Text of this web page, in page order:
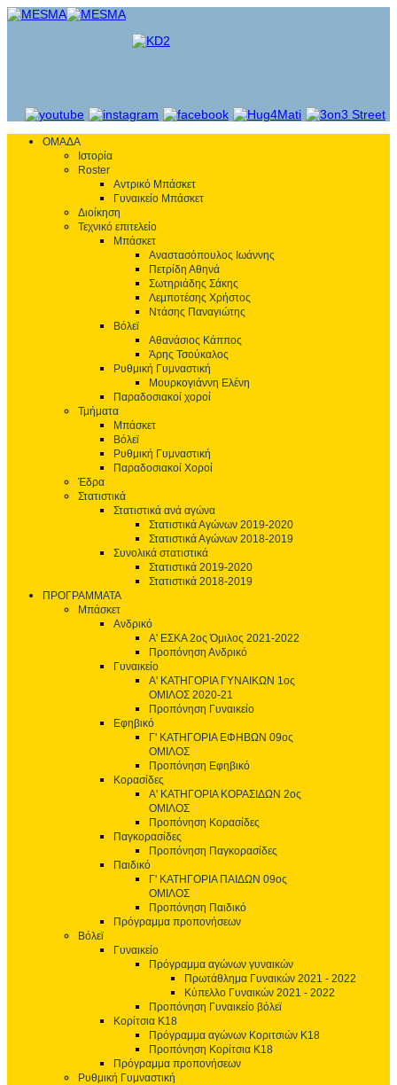
ΟΜΑΔΑ
Ιστορία
Roster
Αντρικό Μπάσκετ
Γυναικείο Μπάσκετ
Διοίκηση
Τεχνικό επιτελείο
Μπάσκετ
Αναστασόπουλος Ιωάννης
Πετρίδη Αθηνά
Σωτηριάδης Σάκης
Λεμποτέσης Χρήστος
Ντάσης Παναγιώτης
Βόλεϊ
Αθανάσιος Κάππος
Άρης Τσούκαλος
Ρυθμική Γυμναστική
Μουρκογιάννη Ελένη
Παραδοσιακοί χοροί
Τμήματα
Μπάσκετ
Βόλεϊ
Ρυθμική Γυμναστική
Παραδοσιακοί Χοροί
Έδρα
Στατιστικά
Στατιστικά ανά αγώνα
Στατιστικά Αγώνων 2019-2020
Στατιστικά Αγώνων 2018-2019
Συνολικά στατιστικά
Στατιστικά 2019-2020
Στατιστικά 2018-2019
ΠΡΟΓΡΑΜΜΑΤΑ
Μπάσκετ
Ανδρικό
Α' ΕΣΚΑ 2ος Όμιλος 2021-2022
Προπόνηση Ανδρικό
Γυναικείο
Α' ΚΑΤΗΓΟΡΙΑ ΓΥΝΑΙΚΩΝ 1ος
ΟΜΙΛΟΣ 2020-21
Προπόνηση Γυναικείο
Εφηβικό
Γ' ΚΑΤΗΓΟΡΙΑ ΕΦΗΒΩΝ 09ος
ΟΜΙΛΟΣ
Προπόνηση Εφηβικό
Κορασίδες
Α' ΚΑΤΗΓΟΡΙΑ ΚΟΡΑΣΙΔΩΝ 2ος
ΟΜΙΛΟΣ
Προπόνηση Κορασίδες
Παγκορασίδες
Προπόνηση Παγκορασίδες
Παιδικό
Γ' ΚΑΤΗΓΟΡΙΑ ΠΑΙΔΩΝ 09ος
ΟΜΙΛΟΣ
Προπόνηση Παιδικό
Πρόγραμμα προπονήσεων
Βόλεϊ
Γυναικείο
Πρόγραμμα αγώνων γυναικών
Πρωτάθλημα Γυναικών 2021 - 2022
Κύπελλο Γυναικών 2021 - 2022
Προπόνηση Γυναικείο βόλεϊ
Κορίτσια Κ18
Πρόγραμμα αγώνων Κοριτσιών Κ18
Προπόνηση Κορίτσια Κ18
Πρόγραμμα προπονήσεων
Ρυθμική Γυμναστική